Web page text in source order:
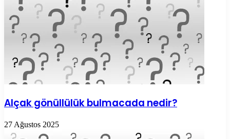
Alçak gönüllülük bulmacada nedir?
27 Ağustos 2025